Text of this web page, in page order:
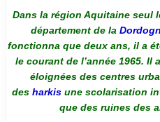
Dans la région Aquitaine seul
département de la
fonctionna que deux ans, il a
le courant de l’année 1965. Il
éloignées des centres
des harkis une scolarisation
que des ruines des